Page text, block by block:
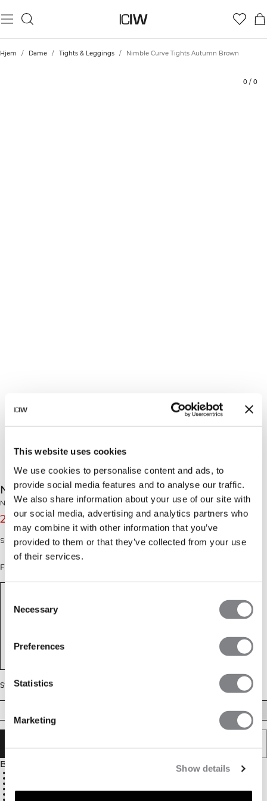
This website uses cookies
We use cookies to personalise content and ads, to
provide social media features and to analyse our traffic.
We also share information about your use of our site with
our social media, advertising and analytics partners who
may combine it with other information that you’ve
provided to them or that they’ve collected from your use
of their services.
Selection
Necessary
Preferences
Statistics
Marketing
Show details
Hjem / Dame / Tights & Leggings / Nimble Curve Tights Autumn Brown
0 / 0
Nimble Curve Tights Autumn Brown
Nimble Collection
210 NOK699 NOK(-70%)
Supermyke leggings med flatterende sømmer.
Farge: Autumn Brown
Størrelse
XXL
Beskrivelse
Høy midje for ekstra støtte
Tynn elastisk linning for en sikker passform